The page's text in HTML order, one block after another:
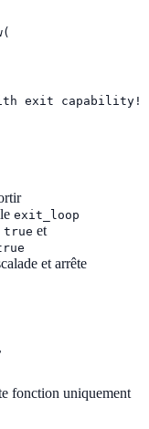
exit
exit_loop
true et
et arrête
fonction uniquement